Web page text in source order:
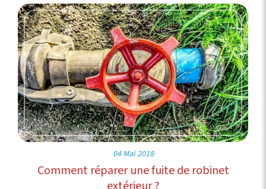
04 Mai 2018
Comment réparer une fuite de robinet